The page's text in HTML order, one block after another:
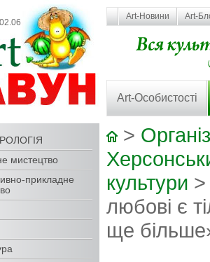
Art-Новини Art-
Art-Особистості
мистецтво
прикладне
>
культури
любові є
ще